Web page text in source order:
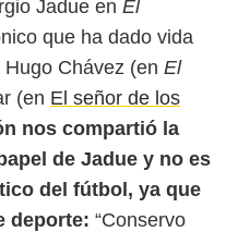
Jadue en El
que ha dado vida
Chávez (en El
(en El señor de los
nos compartió la
de Jadue y no es
del fútbol, ya que
deporte: “Conservo